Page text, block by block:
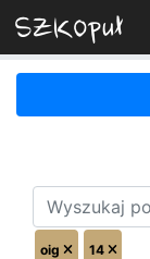
oig 14